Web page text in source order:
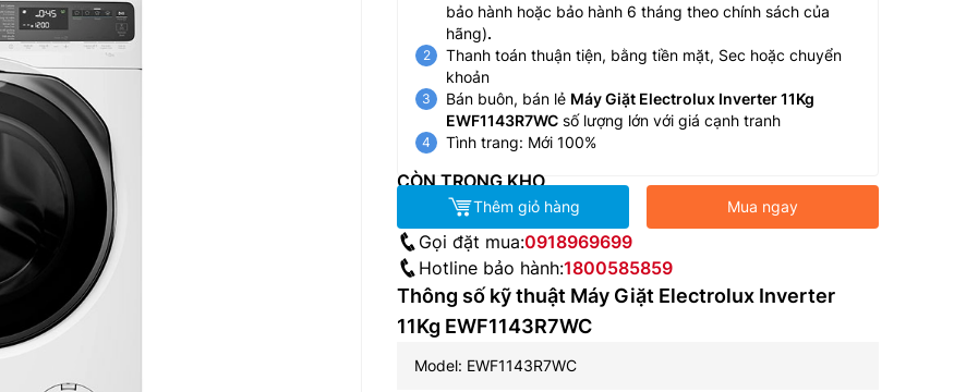
bảo hành hoặc bảo hành 6 tháng theo chính sách của
hãng).
Thanh toán thuận tiện, bằng tiền mặt, Sec hoặc chuyển
khoản
Bán buôn, bán lẻ Máy Giặt Electrolux Inverter 11Kg
EWF1143R7WC số lượng lớn với giá cạnh tranh
Tình trang: Mới 100%
CÒN TRONG KHO
Thêm giỏ hàng Mua ngay
Gọi đặt mua:0918969699
Hotline bảo hành:1800585859
Thông số kỹ thuật Máy Giặt Electrolux Inverter
11Kg EWF1143R7WC
Model: EWF1143R7WC